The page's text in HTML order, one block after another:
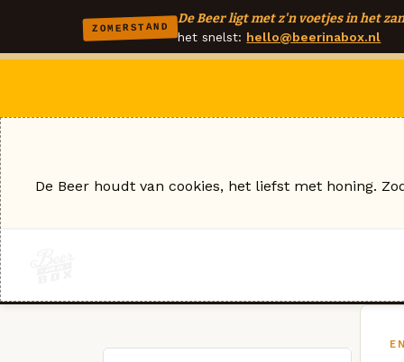
ZOMERSTAND
De Beer ligt met z'n voetjes in het
het snelst: hello@beerinabox.nl
De Beer houdt van cookies, het liefst met honing.